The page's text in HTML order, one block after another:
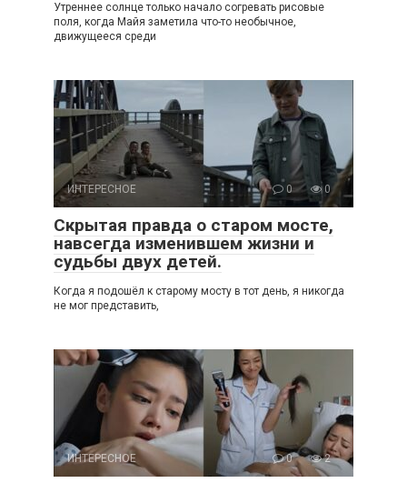
Утреннее солнце только начало согревать рисовые
поля, когда Майя заметила что-то необычное,
движущееся среди
ИНТЕРЕСНОЕ 0 0
Скрытая правда о старом мосте,
навсегда изменившем жизни и
судьбы двух детей.
Когда я подошёл к старому мосту в тот день, я никогда
не мог представить,
ИНТЕРЕСНОЕ 0 2